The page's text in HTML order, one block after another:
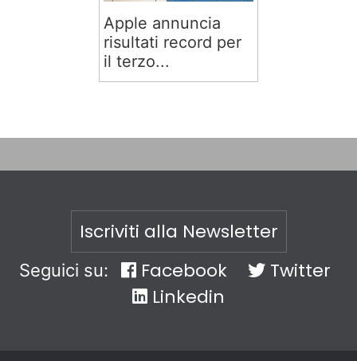
Apple annuncia
risultati record per
il terzo...
Iscriviti alla Newsletter
Seguici su: Facebook
Twitter
Linkedin